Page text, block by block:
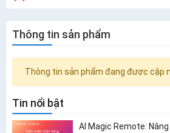
Thông tin sản phẩm
Thông tin sản phẩm đang được cập
Tin nổi bật
AI Magic Remote: